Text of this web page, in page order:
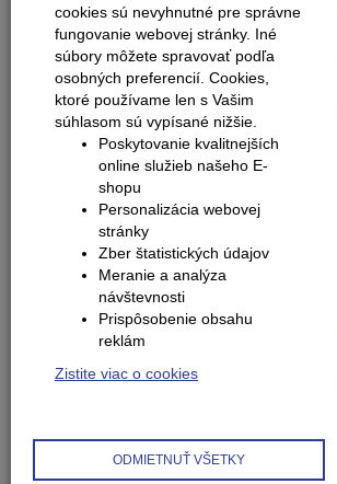
Podlahové profily
Plávajúce podlahy
Dvere
Obklady na stenu
Obvodové lišty (soklové)
Príslušenstvo k podlahám
cookies sú nevyhnutné pre správne
fungovanie webovej stránky. Iné
súbory môžete spravovať podľa
osobných preferencií. Cookies,
ktoré používame len s Vašim
súhlasom sú vypísané nižšie.
Poskytovanie kvalitnejších
online služieb našeho E-
shopu
Personalizácia webovej
stránky
Zber štatistických údajov
Meranie a analýza
návštevnosti
Prispôsobenie obsahu
reklám
Zistite viac o cookies
ODMIETNUŤ VŠETKY